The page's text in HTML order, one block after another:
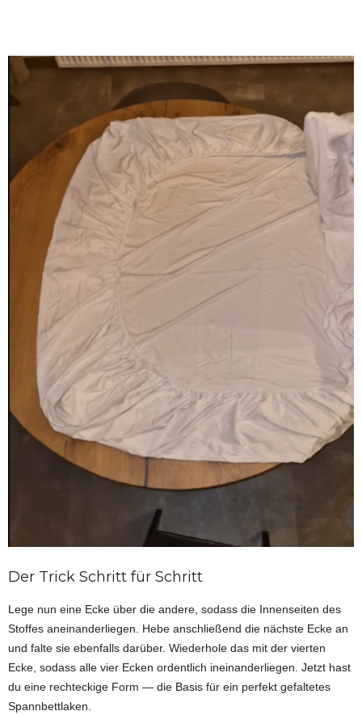
Der Trick Schritt für Schritt
Lege nun eine Ecke über die andere, sodass die Innenseiten des
Stoffes aneinanderliegen. Hebe anschließend die nächste Ecke an
und falte sie ebenfalls darüber. Wiederhole das mit der vierten
Ecke, sodass alle vier Ecken ordentlich ineinanderliegen. Jetzt hast
du eine rechteckige Form — die Basis für ein perfekt gefaltetes
Spannbettlaken.